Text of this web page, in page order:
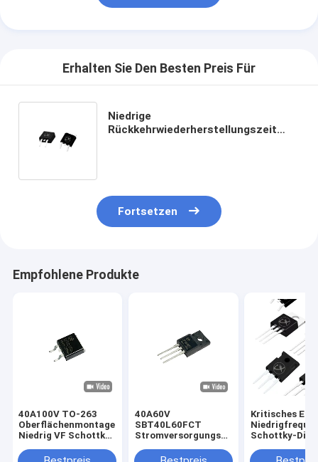
Erhalten Sie Den Besten Preis Für
Niedrige
Rückkehrwiederherstellungszeit
Fortsetzen
Empfohlene Produkte
40A100V TO-263
Oberflächenmontage
Niedrig VF Schottky-
SBT40L100DC
40A60V
SBT40L60FCT
Stromversorgungseinheiten
Schottky-Dioden
Kritisches
Schottky-